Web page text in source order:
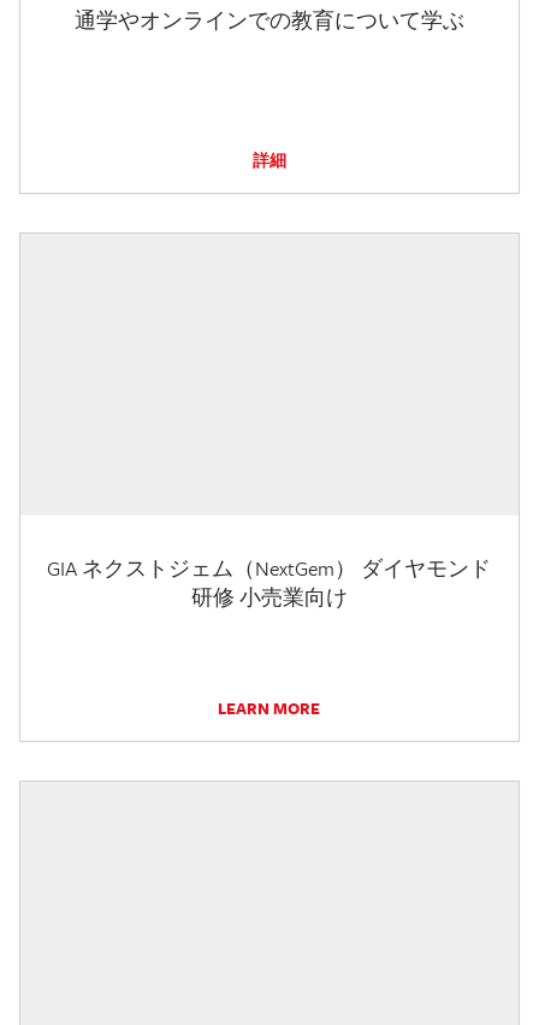
通学やオンラインでの教育について学ぶ
詳細
GIA ネクストジェム（NextGem） ダイヤモンド
研修 小売業向け
LEARN MORE